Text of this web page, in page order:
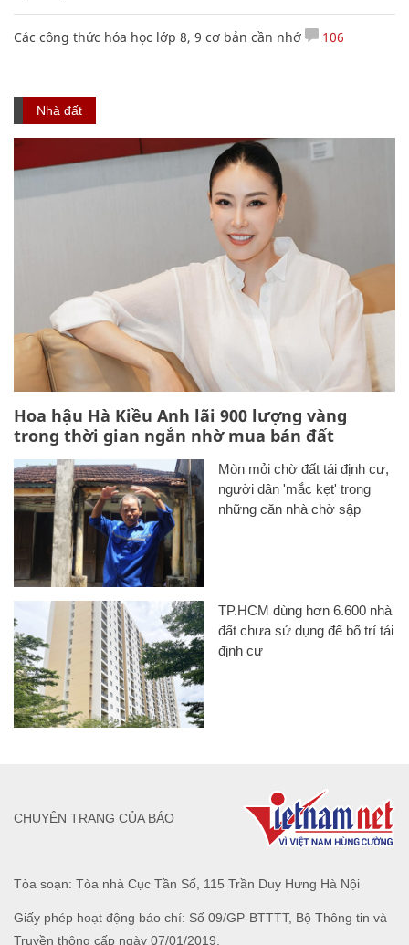
Các công thức hóa học lớp 8, 9 cơ bản cần nhớ 106
Nhà đất
Hoa hậu Hà Kiều Anh lãi 900 lượng vàng
trong thời gian ngắn nhờ mua bán đất
Mòn mỏi chờ đất tái định cư,
người dân 'mắc kẹt' trong
những căn nhà chờ sập
TP.HCM dùng hơn 6.600 nhà
đất chưa sử dụng để bố trí tái
định cư
Tòa soạn: Tòa nhà Cục Tần Số, 115 Trần Duy Hưng Hà Nội
Giấy phép hoạt động báo chí: Số 09/GP-BTTTT, Bộ Thông tin và
Truyền thông cấp ngày 07/01/2019.
CHUYÊN TRANG CỦA BÁO